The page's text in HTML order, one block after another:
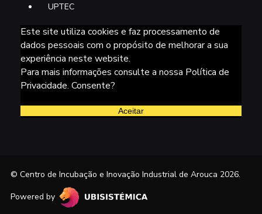
UPTEC
Este site utiliza cookies e faz processamento de
dados pessoais com o propósito de melhorar a sua
experiência neste website.
Para mais informações consulte a nossa Política de
Privacidade. Consente?
Aceitar
© Centro de Incubação e Inovação Industrial de Arouca 2026.
Powered by